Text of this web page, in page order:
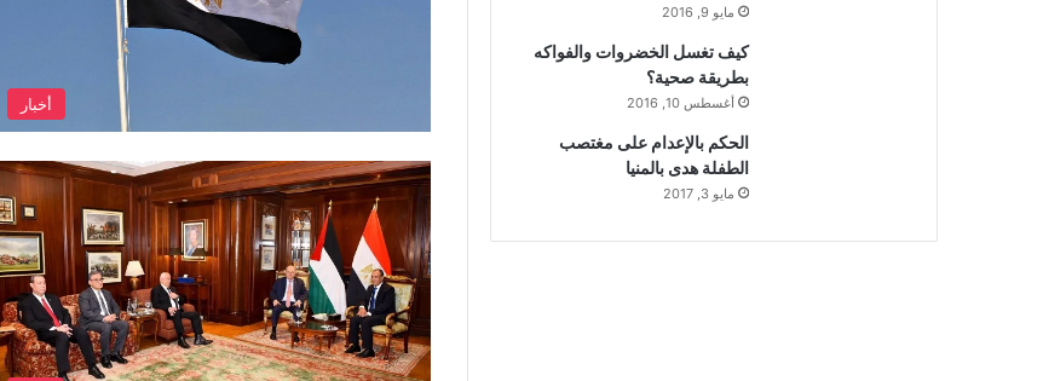
أخبار
مايو 9, 2016
كيف تغسل الخضروات والفواكه
بطريقة صحية؟
أغسطس 10, 2016
الحكم بالإعدام على مغتصب
الطفلة هدى بالمنيا
مايو 3, 2017